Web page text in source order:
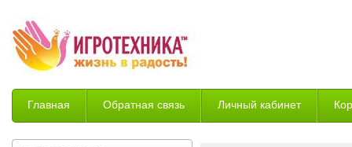
Главная Обратная связь Личный кабинет
Возврат